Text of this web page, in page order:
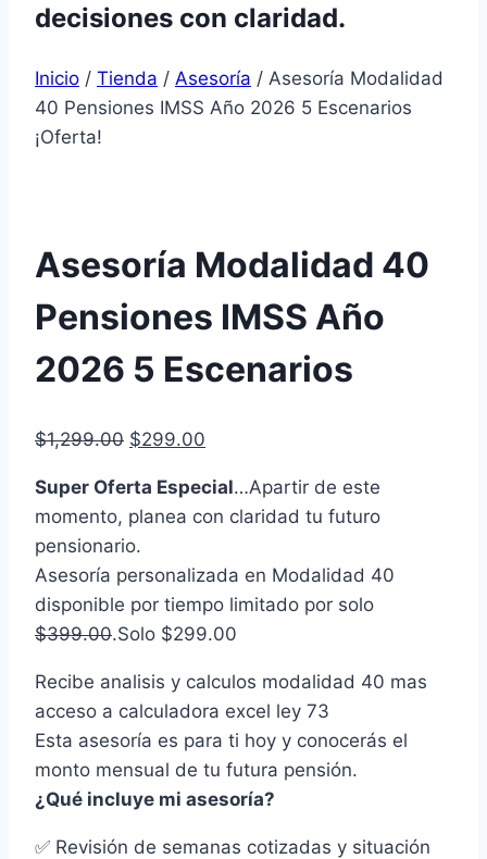
decisiones con claridad.
Inicio / Tienda / Asesoría / Asesoría Modalidad
40 Pensiones IMSS Año 2026 5 Escenarios
¡Oferta!
Asesoría Modalidad 40
Pensiones IMSS Año
2026 5 Escenarios
$1,299.00 El
original
era:
$1,299.00.
$299.00
actual
es:
Super Oferta Especial…Apartir de este
momento, planea con claridad tu futuro
pensionario.
Asesoría personalizada en Modalidad 40
disponible por tiempo limitado por solo
$399.00.Solo $299.00
Recibe analisis y calculos modalidad 40 mas
acceso a calculadora excel ley 73
Esta asesoría es para ti hoy y conocerás el
monto mensual de tu futura pensión.
¿Qué incluye mi asesoría?
✅ Revisión de semanas cotizadas y situación